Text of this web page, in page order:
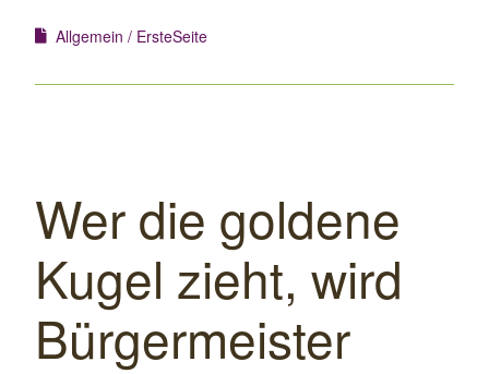
Allgemein ErsteSeite
Wer die goldene
Kugel zieht, wird
Bürgermeister